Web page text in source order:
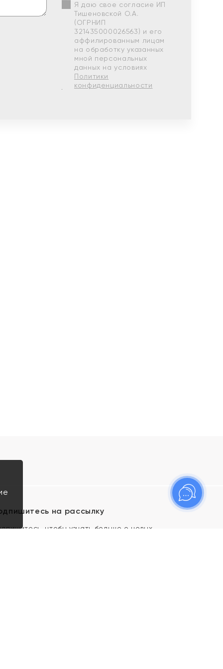
Я даю свое согласие ИП
Тишеновской О.А.
(ОГРНИП
321435000026563) и его
аффилированным лицам
на обработку указанных
мной персональных
данных на условиях
Политики
конфиденциальности
на рассылку
чтобы узнать больше о новых